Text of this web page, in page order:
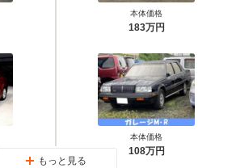
本体価格
183万円
本体価格
108万円
もっと見る